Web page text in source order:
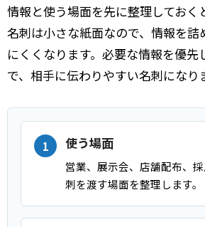
情報と使う場面を先に整理しておく
名刺は小さな紙面なので、情報を詰
にくくなります。必要な情報を優先
で、相手に伝わりやすい名刺になり
使う場面
営業、展示会、店舗配布、
刺を渡す場面を整理します。